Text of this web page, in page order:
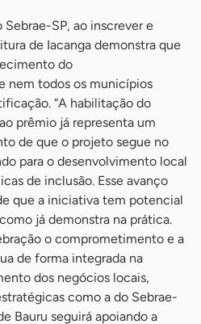
SP, ao inscrever e
de Iacanga demonstra que
do
nem todos os municípios
“A habilitação do
prêmio já representa um
de que o projeto segue no
para o desenvolvimento local
de inclusão. Esse avanço
que a iniciativa tem potencial
já demonstra na prática.
o comprometimento e a
de forma integrada na
dos negócios locais,
como a do Sebrae-
Bauru seguirá apoiando a